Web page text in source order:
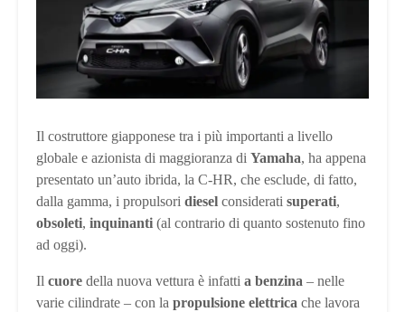
Il costruttore giapponese tra i più importanti a livello
globale e azionista di maggioranza di Yamaha, ha appena
presentato un’auto ibrida, la C-HR, che esclude, di fatto,
dalla gamma, i propulsori diesel considerati superati,
obsoleti, inquinanti (al contrario di quanto sostenuto fino
ad oggi).
Il cuore della nuova vettura è infatti a benzina – nelle
varie cilindrate – con la propulsione elettrica che lavora